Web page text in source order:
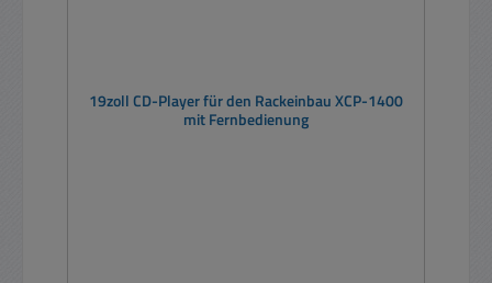
19zoll CD-Player für den Rackeinbau XCP-1400
mit Fernbedienung